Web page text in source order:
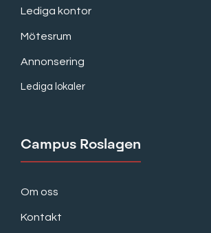
Lediga kontor
Mötesrum
Annonsering
Lediga lokaler
Campus Roslagen
Om oss
Kontakt